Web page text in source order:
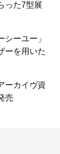
った7型展
ーユー」
ーを用いた
ーカイヴ資
売